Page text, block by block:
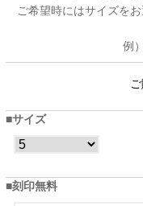
ご希望時にはサイズを
例
サイズ
刻印無料